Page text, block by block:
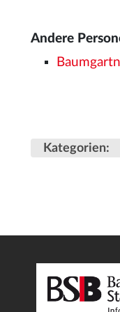
Andere
Kategorien: